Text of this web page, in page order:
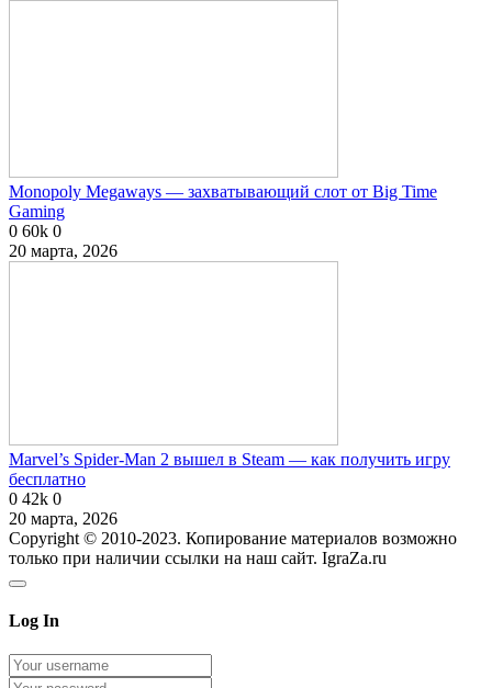
Monopoly Megaways — захватывающий слот от Big Time
Gaming
0 60k 0
20 марта, 2026
Marvel’s Spider-Man 2 вышел в Steam — как получить игру
бесплатно
0 42k 0
20 марта, 2026
Copyright © 2010-2023. Копирование материалов возможно
только при наличии ссылки на наш сайт. IgraZa.ru
Log In